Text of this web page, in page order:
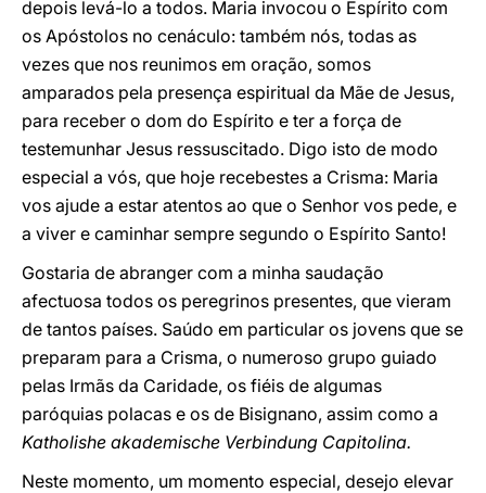
depois levá-lo a todos. Maria invocou o Espírito com
os Apóstolos no cenáculo: também nós, todas as
vezes que nos reunimos em oração, somos
amparados pela presença espiritual da Mãe de Jesus,
para receber o dom do Espírito e ter a força de
testemunhar Jesus ressuscitado. Digo isto de modo
especial a vós, que hoje recebestes a Crisma: Maria
vos ajude a estar atentos ao que o Senhor vos pede, e
a viver e caminhar sempre segundo o Espírito Santo!
Gostaria de abranger com a minha saudação
afectuosa todos os peregrinos presentes, que vieram
de tantos países. Saúdo em particular os jovens que se
preparam para a Crisma, o numeroso grupo guiado
pelas Irmãs da Caridade, os fiéis de algumas
paróquias polacas e os de Bisignano, assim como a
Katholishe akademische Verbindung Capitolina.
Neste momento, um momento especial, desejo elevar